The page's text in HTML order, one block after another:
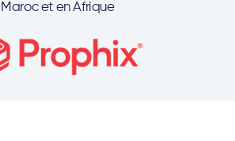
Maroc et en Afrique